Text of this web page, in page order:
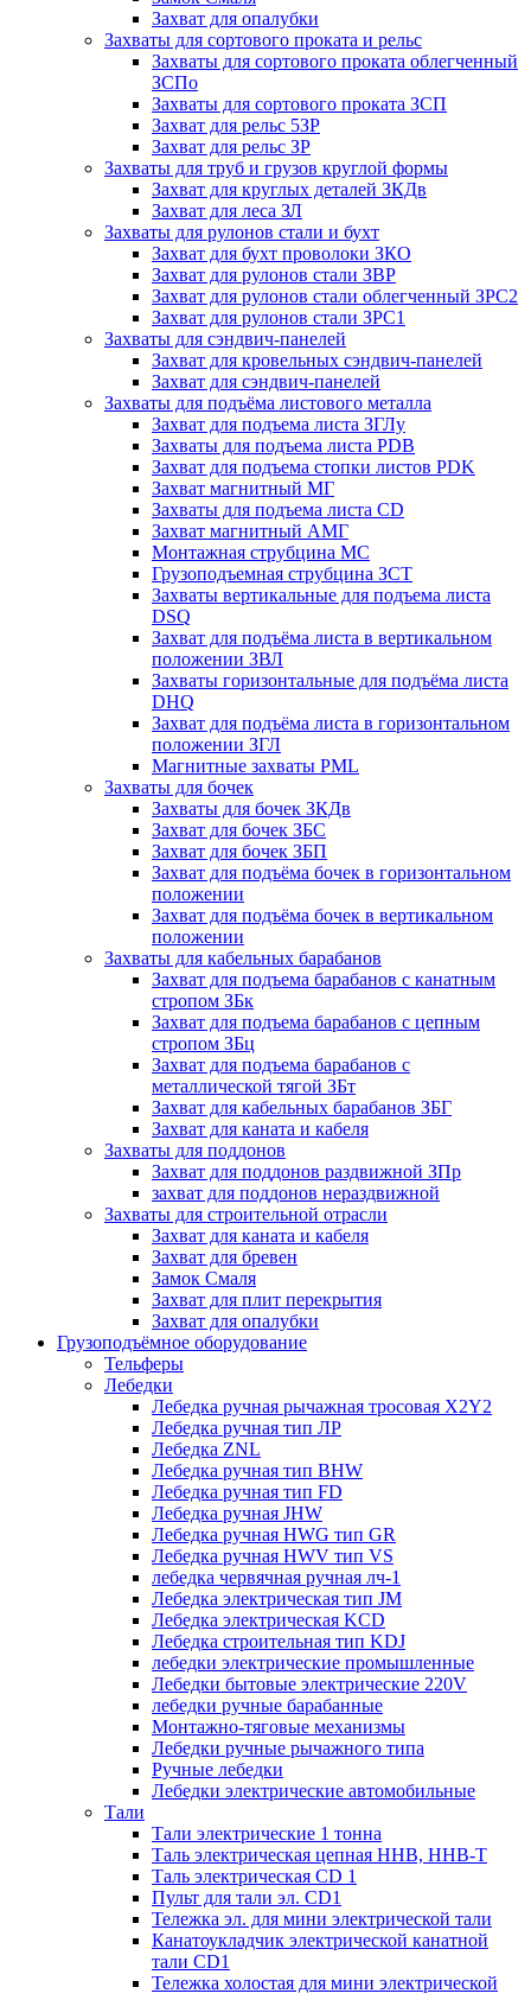
Захват для опалубки
Захваты для сортового проката и рельс
Захваты для сортового проката облегченный
ЗСПо
Захваты для сортового проката ЗСП
Захват для рельс 5ЗР
Захват для рельс ЗР
Захваты для труб и грузов круглой формы
Захват для круглых деталей ЗКДв
Захват для леса ЗЛ
Захваты для рулонов стали и бухт
Захват для бухт проволоки ЗКО
Захват для рулонов стали ЗВР
Захват для рулонов стали облегченный ЗРС2
Захват для рулонов стали ЗРС1
Захваты для сэндвич-панелей
Захват для кровельных сэндвич-панелей
Захват для сэндвич-панелей
Захваты для подъёма листового металла
Захват для подъема листа ЗГЛу
Захваты для подъема листа PDB
Захват для подъема стопки листов PDK
Захват магнитный МГ
Захваты для подъема листа CD
Захват магнитный АМГ
Монтажная струбцина МС
Грузоподъемная струбцина ЗСТ
Захваты вертикальные для подъема листа
DSQ
Захват для подъёма листа в вертикальном
положении ЗВЛ
Захваты горизонтальные для подъёма листа
DHQ
Захват для подъёма листа в горизонтальном
положении ЗГЛ
Магнитные захваты PML
Захваты для бочек
Захваты для бочек ЗКДв
Захват для бочек ЗБС
Захват для бочек ЗБП
Захват для подъёма бочек в горизонтальном
положении
Захват для подъёма бочек в вертикальном
положении
Захваты для кабельных барабанов
Захват для подъема барабанов с канатным
стропом ЗБк
Захват для подъема барабанов с цепным
стропом ЗБц
Захват для подъема барабанов с
металлической тягой ЗБт
Захват для кабельных барабанов ЗБГ
Захват для каната и кабеля
Захваты для поддонов
Захват для поддонов раздвижной ЗПр
захват для поддонов нераздвижной
Захваты для строительной отрасли
Захват для каната и кабеля
Захват для бревен
Замок Смаля
Захват для плит перекрытия
Захват для опалубки
Грузоподъёмное оборудование
Тельферы
Лебедки
Лебедка ручная рычажная тросовая X2Y2
Лебедка ручная тип ЛР
Лебедка ZNL
Лебедка ручная тип BHW
Лебедка ручная тип FD
Лебедка ручная JHW
Лебедка ручная HWG тип GR
Лебедка ручная HWV тип VS
лебедка червячная ручная лч-1
Лебедка электрическая тип JM
Лебедка электрическая KCD
Лебедка строительная тип KDJ
лебедки электрические промышленные
Лебедки бытовые электрические 220V
лебедки ручные барабанные
Монтажно-тяговые механизмы
Лебедки ручные рычажного типа
Ручные лебедки
Лебедки электрические автомобильные
Тали
Тали электрические 1 тонна
Таль электрическая цепная ННВ, ННВ-Т
Таль электрическая CD 1
Пульт для тали эл. CD1
Тележка эл. для мини электрической тали
Канатоукладчик электрической канатной
тали CD1
Тележка холостая для мини электрической